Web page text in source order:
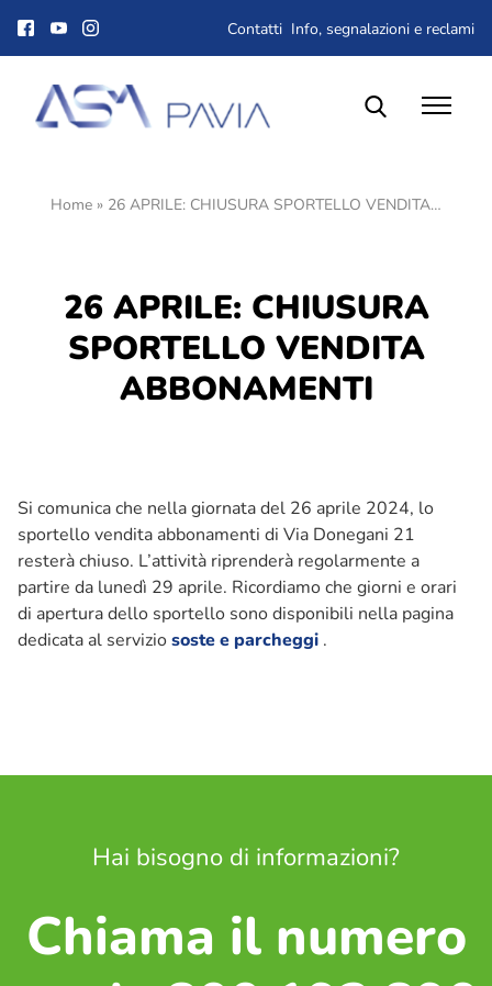
Qualità, ambiente e sicurezza
Gare e Appalti
Albo fornitori
Lavora con noi
Ciclo idrico integrato
ASM Informa
Comunicati stampa
Porta a Porta – Altri comuni
Piattaforma Ecologica di Montebellino
Borgo Ticino
Contatti Info, segnalazioni e reclami
Home » 26 APRILE: CHIUSURA SPORTELLO VENDITA…
26 APRILE: CHIUSURA
SPORTELLO VENDITA
ABBONAMENTI
Si comunica che nella giornata del 26 aprile 2024, lo
sportello vendita abbonamenti di Via Donegani 21
resterà chiuso. L’attività riprenderà regolarmente a
partire da lunedì 29 aprile. Ricordiamo che giorni e orari
di apertura dello sportello sono disponibili nella pagina
dedicata al serviziososte e parcheggi .
Hai bisogno di informazioni?
Chiama il numero